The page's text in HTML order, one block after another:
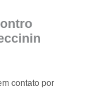
contato por